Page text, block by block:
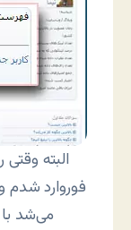
البته
فوروارد شدم
می‌شد